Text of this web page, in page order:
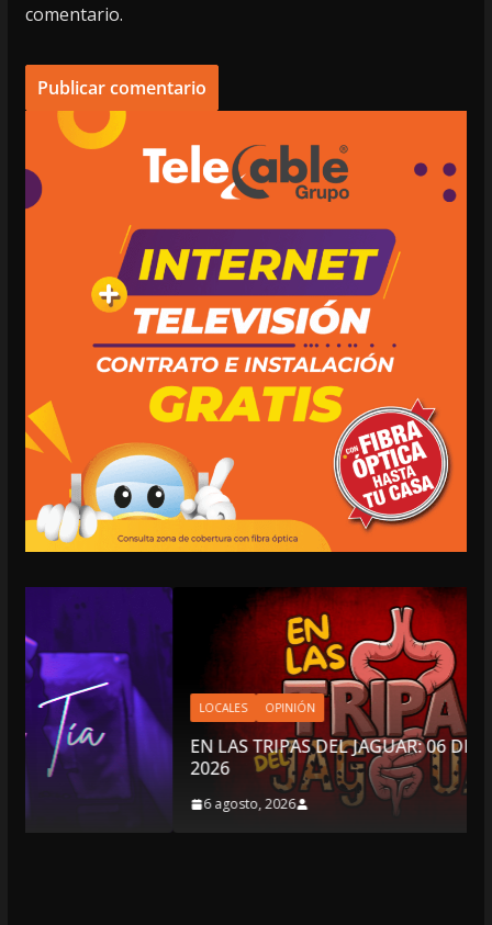
comentario.
LOCALES OPINIÓN
EN LAS TRIPAS DEL JAGUAR: 06 DE AGOSTO DE
2026
6 agosto, 2026